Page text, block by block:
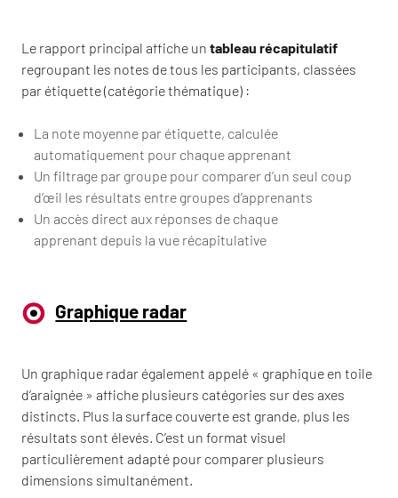
Le rapport principal affiche un tableau récapitulatif
regroupant les notes de tous les participants, classées
par étiquette (catégorie thématique) :
La note moyenne par étiquette, calculée
automatiquement pour chaque apprenant
Un filtrage par groupe pour comparer d’un seul coup
d’œil les résultats entre groupes d’apprenants
Un accès direct aux réponses de chaque
apprenant depuis la vue récapitulative
Graphique radar
Un graphique radar également appelé « graphique en toile
d’araignée » affiche plusieurs catégories sur des axes
distincts. Plus la surface couverte est grande, plus les
résultats sont élevés. C’est un format visuel
particulièrement adapté pour comparer plusieurs
dimensions simultanément.